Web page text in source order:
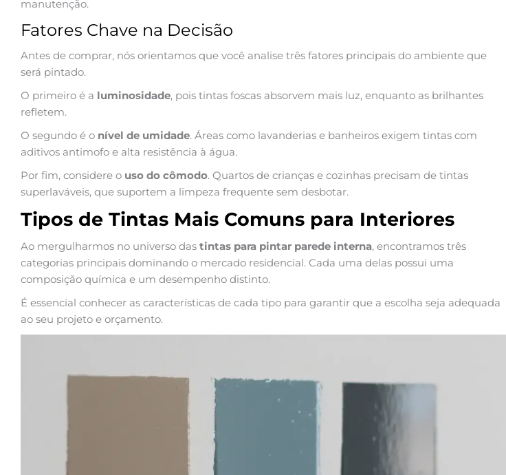
manutenção.
Fatores Chave na Decisão
Antes de comprar, nós orientamos que você analise três fatores principais do ambiente que
será pintado.
O primeiro é a luminosidade, pois tintas foscas absorvem mais luz, enquanto as brilhantes
refletem.
O segundo é o nível de umidade. Áreas como lavanderias e banheiros exigem tintas com
aditivos antimofo e alta resistência à água.
Por fim, considere o uso do cômodo. Quartos de crianças e cozinhas precisam de tintas
superlaváveis, que suportem a limpeza frequente sem desbotar.
Tipos de Tintas Mais Comuns para Interiores
Ao mergulharmos no universo das tintas para pintar parede interna, encontramos três
categorias principais dominando o mercado residencial. Cada uma delas possui uma
composição química e um desempenho distinto.
É essencial conhecer as características de cada tipo para garantir que a escolha seja adequada
ao seu projeto e orçamento.